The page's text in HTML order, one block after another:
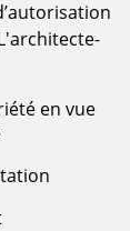
en vue